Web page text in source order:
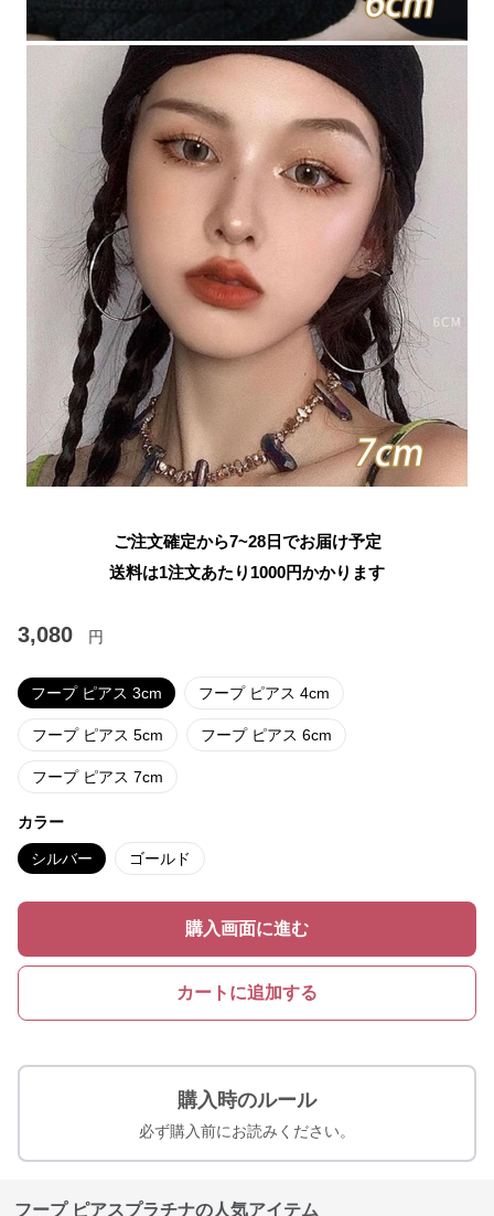
ご注文確定から7~28日でお届け予定
送料は1注文あたり 1000円かかります
3,080 円
フープ ピアス 3cm フープ ピアス 4cm
フープ ピアス 5cm フープ ピアス 6cm
フープ ピアス 7cm
カラー
シルバー ゴールド
購入画面に進む
カートに追加する
購入時のルール
必ず購入前にお読みください。
フープ ピアスプラチナの人気アイテム